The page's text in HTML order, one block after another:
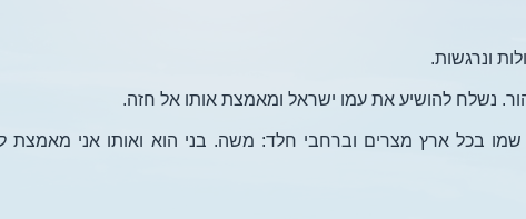
ונרגשות.
נשלח להושיע את עמו ישראל ומאמצת אותו אל חזה.
בכל ארץ מצרים וברחבי חלד: משה. בני הוא ואותו אני מאמצת